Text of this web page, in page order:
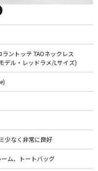
ントッテ TAOネックレス
デル・レッドラメ/Lサイズ)
少なく非常に良好
ム、トートバッグ